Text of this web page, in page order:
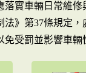
實車輛日常維
》第37條規定
受罰並影響車輛